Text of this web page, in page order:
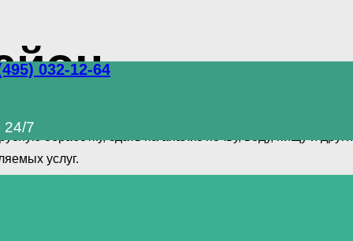
032-12-64
24/7
обработку, сдать на анализ почву, воду, пищу и
услуг.